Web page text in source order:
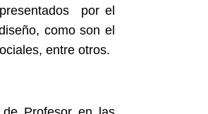
por el
como son el
entre otros.